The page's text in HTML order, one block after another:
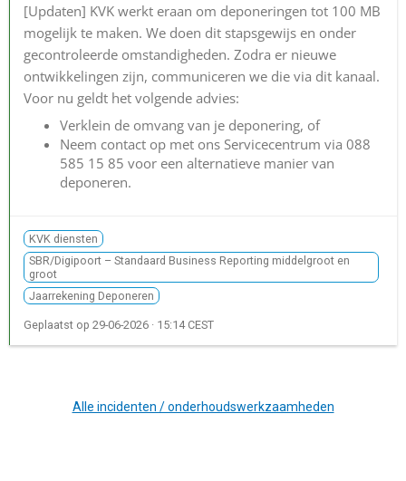
[Updaten] KVK werkt eraan om deponeringen tot 100 MB
mogelijk te maken. We doen dit stapsgewijs en onder
gecontroleerde omstandigheden. Zodra er nieuwe
ontwikkelingen zijn, communiceren we die via dit kanaal.
Voor nu geldt het volgende advies:
Verklein de omvang van je deponering, of
Neem contact op met ons Servicecentrum via 088
585 15 85 voor een alternatieve manier van
deponeren.
KVK diensten
SBR/Digipoort – Standaard Business Reporting middelgroot en
groot
Jaarrekening Deponeren
Geplaatst op 29-06-2026 · 15:14 CEST
Alle incidenten / onderhoudswerkzaamheden